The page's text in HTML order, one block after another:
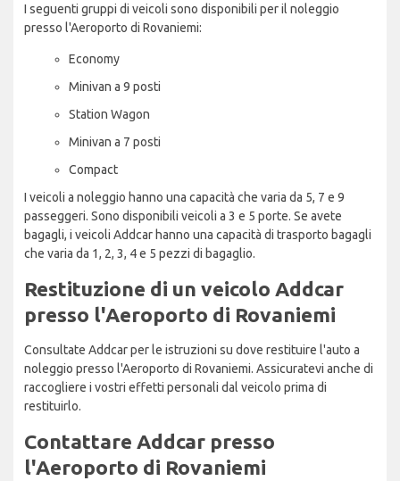
I seguenti gruppi di veicoli sono disponibili per il noleggio
presso l'Aeroporto di Rovaniemi:
Economy
Minivan a 9 posti
Station Wagon
Minivan a 7 posti
Compact
I veicoli a noleggio hanno una capacità che varia da 5, 7 e 9
passeggeri. Sono disponibili veicoli a 3 e 5 porte. Se avete
bagagli, i veicoli Addcar hanno una capacità di trasporto bagagli
che varia da 1, 2, 3, 4 e 5 pezzi di bagaglio.
Restituzione di un veicolo Addcar
presso l'Aeroporto di Rovaniemi
Consultate Addcar per le istruzioni su dove restituire l'auto a
noleggio presso l'Aeroporto di Rovaniemi. Assicuratevi anche di
raccogliere i vostri effetti personali dal veicolo prima di
restituirlo.
Contattare Addcar presso
l'Aeroporto di Rovaniemi